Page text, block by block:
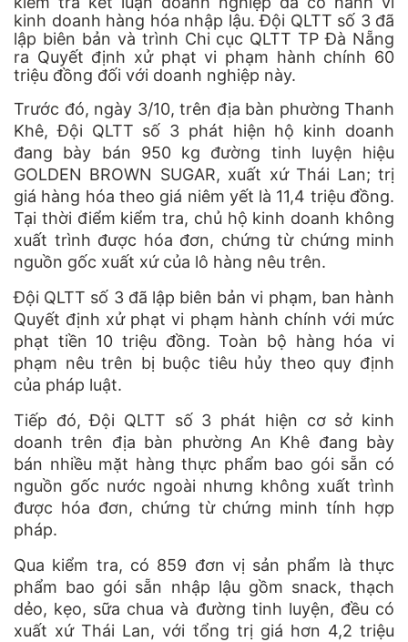
kinh doanh hàng hóa nhập lậu. Đội QLTT số 3 đã
lập biên bản và trình Chi cục QLTT TP Đà Nẵng
ra Quyết định xử phạt vi phạm hành chính 60
triệu đồng đối với doanh nghiệp này.
Trước đó, ngày 3/10, trên địa bàn phường Thanh
Khê, Đội QLTT số 3 phát hiện hộ kinh doanh
đang bày bán 950 kg đường tinh luyện hiệu
GOLDEN BROWN SUGAR, xuất xứ Thái Lan; trị
giá hàng hóa theo giá niêm yết là 11,4 triệu đồng.
Tại thời điểm kiểm tra, chủ hộ kinh doanh không
xuất trình được hóa đơn, chứng từ chứng minh
nguồn gốc xuất xứ của lô hàng nêu trên.
Đội QLTT số 3 đã lập biên bản vi phạm, ban hành
Quyết định xử phạt vi phạm hành chính với mức
phạt tiền 10 triệu đồng. Toàn bộ hàng hóa vi
phạm nêu trên bị buộc tiêu hủy theo quy định
của pháp luật.
Tiếp đó, Đội QLTT số 3 phát hiện cơ sở kinh
doanh trên địa bàn phường An Khê đang bày
bán nhiều mặt hàng thực phẩm bao gói sẵn có
nguồn gốc nước ngoài nhưng không xuất trình
được hóa đơn, chứng từ chứng minh tính hợp
pháp.
Qua kiểm tra, có 859 đơn vị sản phẩm là thực
phẩm bao gói sẵn nhập lậu gồm snack, thạch
dẻo, kẹo, sữa chua và đường tinh luyện, đều có
xuất xứ Thái Lan, với tổng trị giá hơn 4,2 triệu